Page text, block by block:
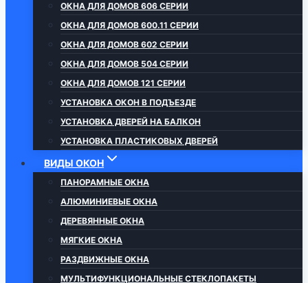
ОКНА ДЛЯ ДОМОВ 606 СЕРИИ
ОКНА ДЛЯ ДОМОВ 600.11 СЕРИИ
ОКНА ДЛЯ ДОМОВ 602 СЕРИИ
ОКНА ДЛЯ ДОМОВ 504 СЕРИИ
ОКНА ДЛЯ ДОМОВ 121 СЕРИИ
УСТАНОВКА ОКОН В ПОДЪЕЗДЕ
УСТАНОВКА ДВЕРЕЙ НА БАЛКОН
УСТАНОВКА ПЛАСТИКОВЫХ ДВЕРЕЙ
ВИДЫ ОКОН
ПАНОРАМНЫЕ ОКНА
АЛЮМИНИЕВЫЕ ОКНА
ДЕРЕВЯННЫЕ ОКНА
МЯГКИЕ ОКНА
РАЗДВИЖНЫЕ ОКНА
МУЛЬТИФУНКЦИОНАЛЬНЫЕ СТЕКЛОПАКЕТЫ